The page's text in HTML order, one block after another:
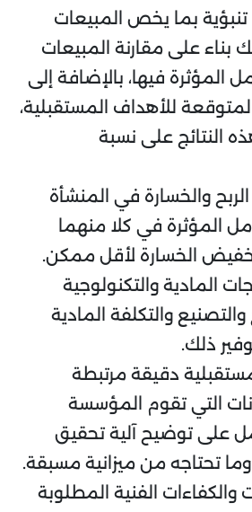
بما يخص المبيعات
بناء على مقارنة المبيعات
المؤثرة فيها، بالإضافة إلى
المتوقعة للأهداف المستقبلية،
النتائج على نسبة
والخسارة في المنشأة
المؤثرة في كلا منهما
الخسارة لأقل ممكن.
المادية والتكنولوجية
والتصنيع والتكلفة المادية
ذلك.
دقيقة مرتبطة
التي تقوم المؤسسة
على توضيح آلية تحقيق
تحتاجه من ميزانية مسبقة.
والكفاءات الفنية المطلوبة